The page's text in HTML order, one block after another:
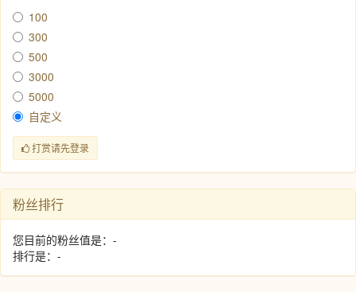
100
300
500
3000
5000
自定义
打赏请先登录
粉丝排行
您目前的粉丝值是：-
排行是：-